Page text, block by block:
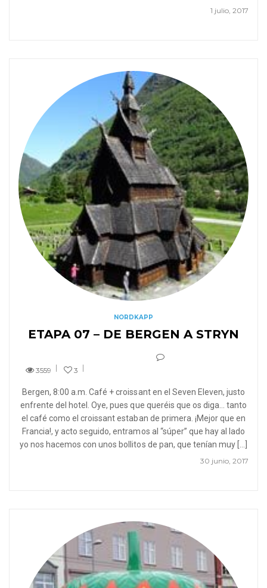
1 julio, 2017
NORDKAPP
ETAPA 07 – DE BERGEN A STRYN
3559 3
30 junio, 2017
Bergen, 8:00 a.m. Café + croissant en el Seven Eleven, justo
enfrente del hotel. Oye, pues que queréis que os diga… tanto
el café como el croissant estaban de primera. ¡Mejor que en
Francia!, y acto seguido, entramos al “súper” que hay al lado
yo nos hacemos con unos bollitos de pan, que tenían muy […]